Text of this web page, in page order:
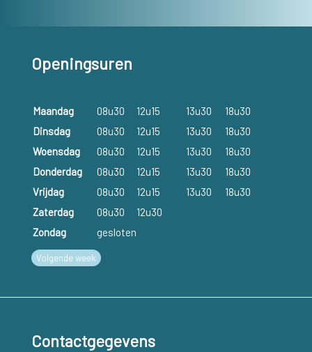
Openingsuren
Maandag 08u30 12u15 13u30
18u30
Dinsdag
08u30 12u15 13u30
18u30
Woensdag
08u30 12u15 13u30
18u30
Donderdag
08u30 12u15 13u30
18u30
Vrijdag
08u30 12u15 13u30
18u30
Zaterdag
08u30
12u30
Zondag
gesloten
Volgende week
Contactgegevens